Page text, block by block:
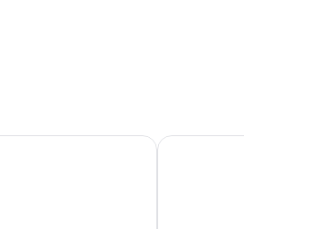
PANORÂMICA! 02- Dorm - 03-banheiros
Maravilhoso sitio em